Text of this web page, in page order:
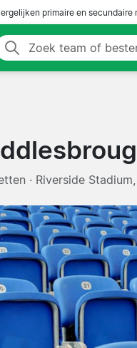
primaire en
· Riverside